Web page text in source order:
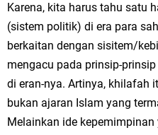
Karena, kita harus tahu satu
(sistem politik) di era para
berkaitan dengan sisitem/
mengacu pada prinsip-
di eran-nya. Artinya, khilafah
bukan ajaran Islam yang
Melainkan ide